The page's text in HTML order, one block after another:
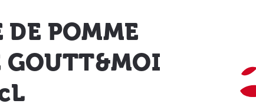
DE POMME
GOUTT&MOI